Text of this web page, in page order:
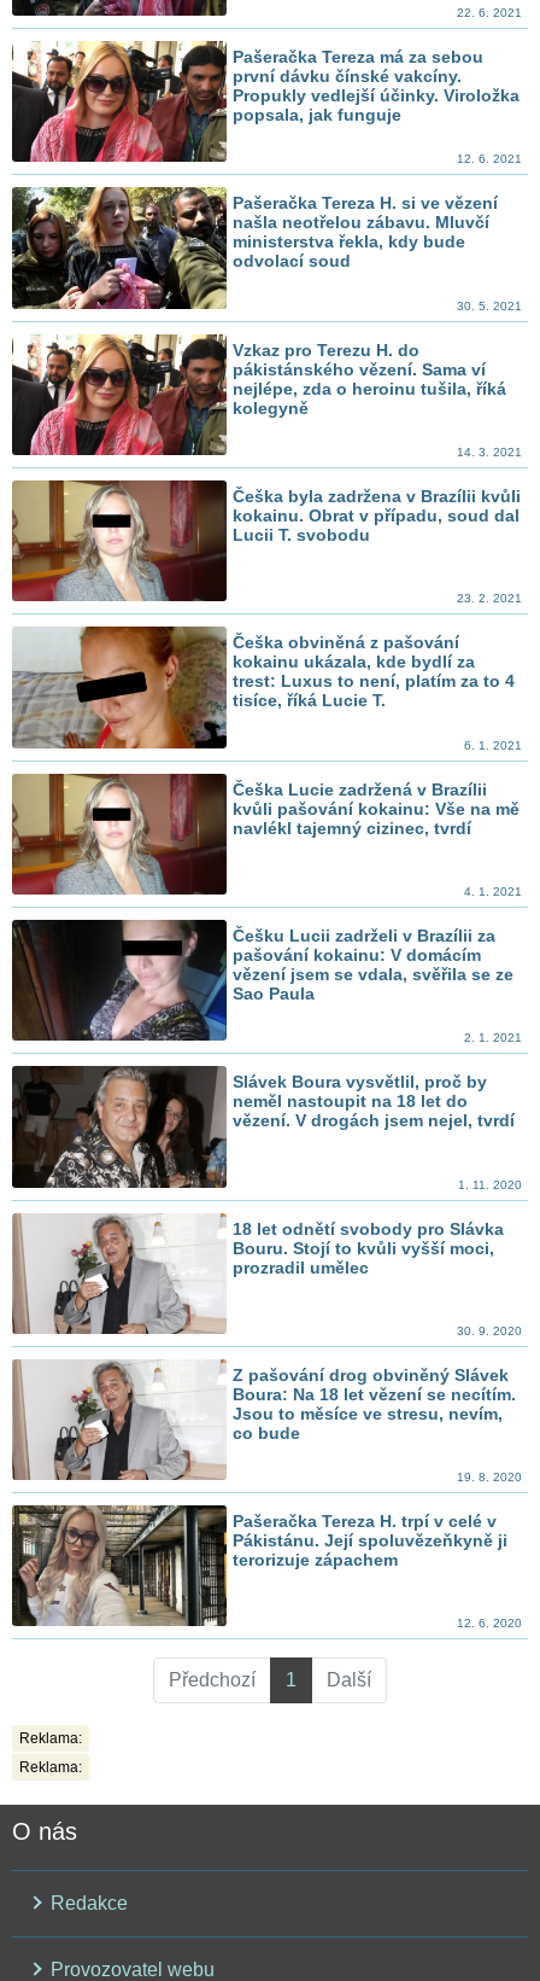
22. 6. 2021
Pašeračka Tereza má za sebou
první dávku čínské vakcíny.
Propukly vedlejší účinky. Viroložka
popsala, jak funguje
12. 6. 2021
Pašeračka Tereza H. si ve vězení
našla neotřelou zábavu. Mluvčí
ministerstva řekla, kdy bude
odvolací soud
30. 5. 2021
Vzkaz pro Terezu H. do
pákistánského vězení. Sama ví
nejlépe, zda o heroinu tušila, říká
kolegyně
14. 3. 2021
Češka byla zadržena v Brazílii kvůli
kokainu. Obrat v případu, soud dal
Lucii T. svobodu
23. 2. 2021
Češka obviněná z pašování
kokainu ukázala, kde bydlí za
trest: Luxus to není, platím za to 4
tisíce, říká Lucie T.
6. 1. 2021
Češka Lucie zadržená v Brazílii
kvůli pašování kokainu: Vše na mě
navlékl tajemný cizinec, tvrdí
4. 1. 2021
Češku Lucii zadrželi v Brazílii za
pašování kokainu: V domácím
vězení jsem se vdala, svěřila se ze
Sao Paula
2. 1. 2021
Slávek Boura vysvětlil, proč by
neměl nastoupit na 18 let do
vězení. V drogách jsem nejel, tvrdí
1. 11. 2020
18 let odnětí svobody pro Slávka
Bouru. Stojí to kvůli vyšší moci,
prozradil umělec
30. 9. 2020
Z pašování drog obviněný Slávek
Boura: Na 18 let vězení se necítím.
Jsou to měsíce ve stresu, nevím,
co bude
19. 8. 2020
Pašeračka Tereza H. trpí v celé v
Pákistánu. Její spoluvězeňkyně ji
terorizuje zápachem
12. 6. 2020
Předchozí 1 Další
Reklama:
Reklama:
O nás
Redakce
Provozovatel webu